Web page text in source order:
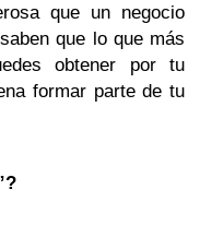
que un negocio
que lo que más
obtener por tu
formar parte de tu